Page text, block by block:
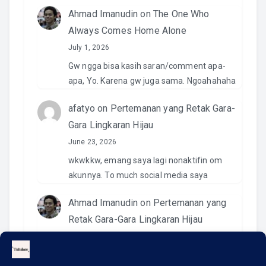
Ahmad Imanudin on The One Who
Always Comes Home Alone
July 1, 2026
Gw ngga bisa kasih saran/comment apa-
apa, Yo. Karena gw juga sama. Ngoahahaha
afatyo on Pertemanan yang Retak Gara-
Gara Lingkaran Hijau
June 23, 2026
wkwkkw, emang saya lagi nonaktifin om
akunnya. To much social media saya
Ahmad Imanudin on Pertemanan yang
Retak Gara-Gara Lingkaran Hijau